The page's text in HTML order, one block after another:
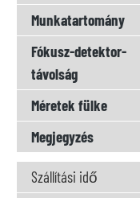
Munkatartomány
Fókusz-detektor-
távolság
Méretek fülke
Megjegyzés
Szállítási idő